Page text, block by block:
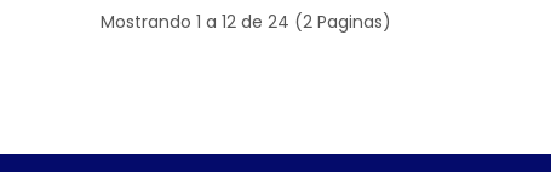
Mostrando 1 a 12 de 24 (2 Paginas)